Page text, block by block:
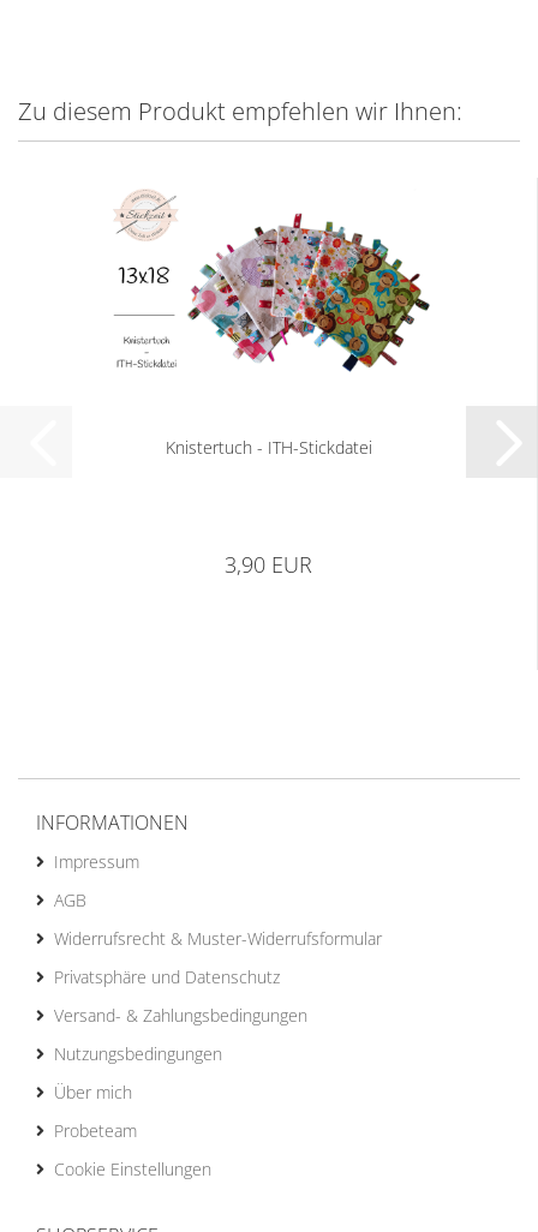
Zu diesem Produkt empfehlen wir Ihnen:
Knistertuch - ITH-Stickdatei
3,90 EUR
INFORMATIONEN
Impressum
AGB
Widerrufsrecht & Muster-Widerrufsformular
Privatsphäre und Datenschutz
Versand- & Zahlungsbedingungen
Nutzungsbedingungen
Über mich
Probeteam
Cookie Einstellungen